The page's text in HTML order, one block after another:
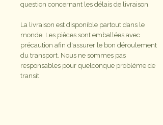
question concernant les délais de livraison.
La livraison est disponible partout dans le
monde. Les pièces sont emballées avec
précaution afin d'assurer le bon déroulement
du transport. Nous ne sommes pas
responsables pour quelconque problème de
transit.